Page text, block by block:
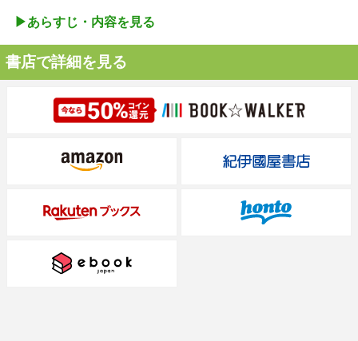
▶︎あらすじ・内容を見る
書店で詳細を見る